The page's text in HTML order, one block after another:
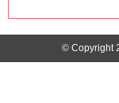
© Copyright